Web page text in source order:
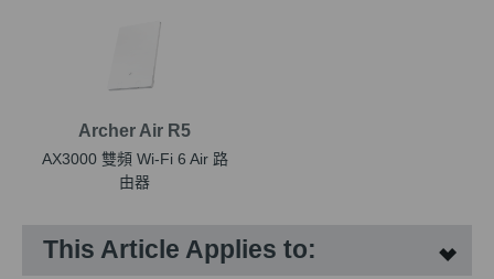
Archer Air R5
AX3000 雙頻 Wi-Fi 6 Air 路
由器
This Article Applies to: